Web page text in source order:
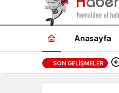
Anasayfa
SON GELIŞMELER